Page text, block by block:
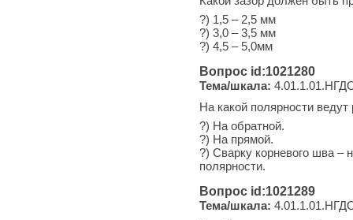
?) 1,5 – 2,5 мм
?) 3,0 – 3,5 мм
?) 4,5 – 5,0мм
Вопрос id:1021280
Тема/шкала:
На какой полярности
?) На обратной.
?) На прямой.
?) Сварку корневого шва –
полярности.
Вопрос id:1021289
Тема/шкала: